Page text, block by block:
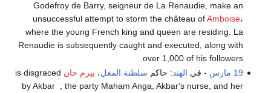
Godefroy de Barry, seigneur de La Renaudie, make an
unsuccessful attempt to storm the château ofAmboise،
where the young French king and queen are residing. La
Renaudie is subsequently caught and executed, along with
over 1,000 of his followers.
19 مارس
- في الهند: حاكم سلطنة المغل، بيرم خان is disgraced
by Akbar ; the party Maham Anga, Akbar's nurse, and her